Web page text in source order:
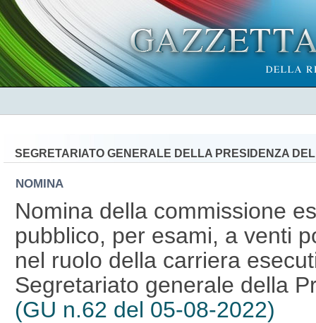
SEGRETARIATO GENERALE DELLA PRESIDENZA
NOMINA
Nomina della commissione
pubblico, per esami, a venti
nel ruolo della carriera
Segretariato generale della
(GU n.62 del 05-08-2022)